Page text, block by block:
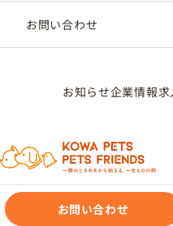
お問い合わせ
お問い合わせ
お知らせ企業情報求
KOWAPETS CORPORATION